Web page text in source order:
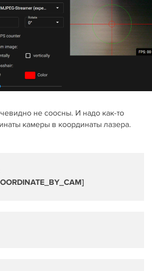
не соосны. И надо как-то
камеры в координаты лазера.